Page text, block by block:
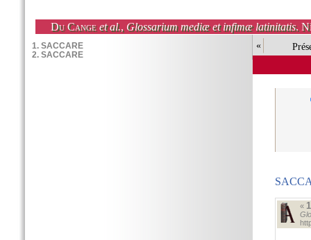
Du Cange et al., Glossarium mediæ et infimæ latinitatis.
«
«